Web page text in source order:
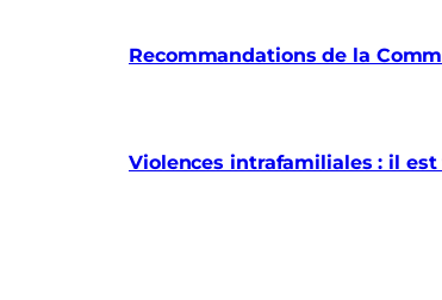
Recommandations de la
Violences intrafamiliales : il